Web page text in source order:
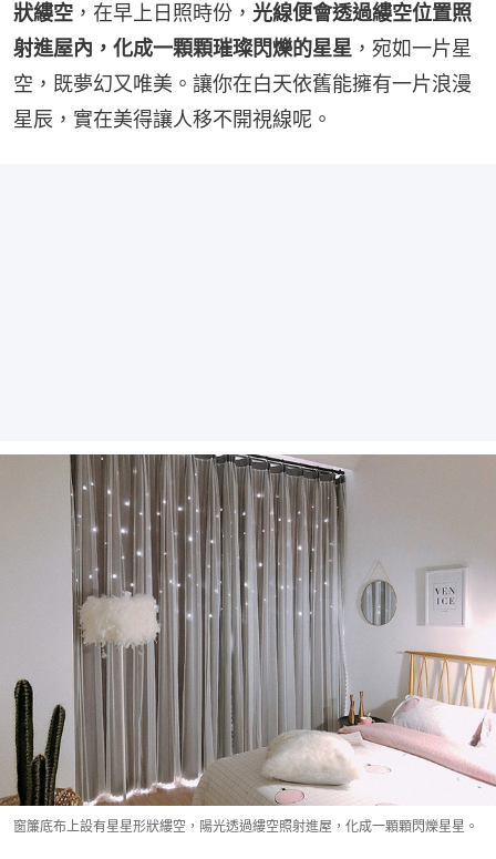
狀縷空 ，在早上日照時份， 光線便會透過縷空位置照
射進屋內，化成一顆顆璀璨閃爍的星星 ，宛如一片星
空，既夢幻又唯美。讓你在白天依舊能擁有一片浪漫
星辰，實在美得讓人移不開視線呢。
窗簾底布上設有星星形狀縷空，陽光透過縷空照射進屋，化成一顆顆閃爍星星。